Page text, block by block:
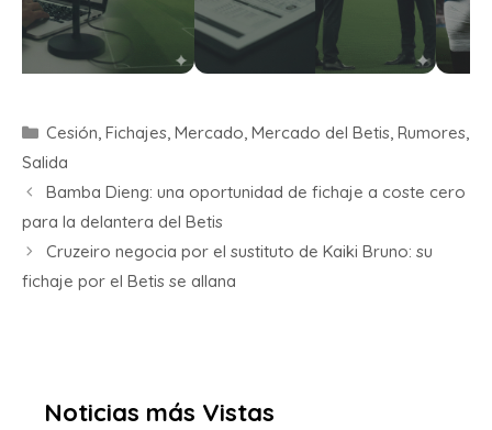
Cesión, Fichajes, Mercado, Mercado del Betis, Rumores,
Salida
Bamba Dieng: una oportunidad de fichaje a coste cero
para la delantera del Betis
Cruzeiro negocia por el sustituto de Kaiki Bruno: su
fichaje por el Betis se allana
Noticias más Vistas